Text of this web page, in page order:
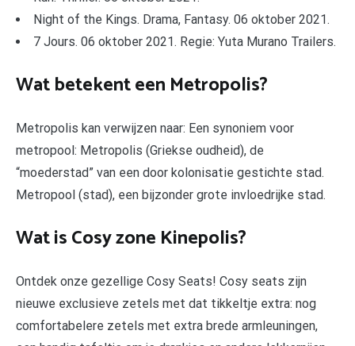
Night of the Kings. Drama, Fantasy. 06 oktober 2021.
7 Jours. 06 oktober 2021. Regie: Yuta Murano Trailers.
Wat betekent een Metropolis?
Metropolis kan verwijzen naar: Een synoniem voor
metropool: Metropolis (Griekse oudheid), de
“moederstad” van een door kolonisatie gestichte stad.
Metropool (stad), een bijzonder grote invloedrijke stad.
Wat is Cosy zone Kinepolis?
Ontdek onze gezellige Cosy Seats! Cosy seats zijn
nieuwe exclusieve zetels met dat tikkeltje extra: nog
comfortabelere zetels met extra brede armleuningen,